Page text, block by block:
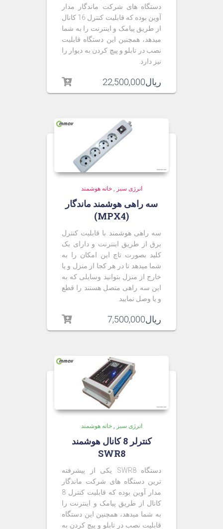
دستگاه های شرکت ماندگار مدار
آوین بوده که قابلیت کنترل 16 کانال
از طریق پیامک و اینترنت را به شما
میدهد، همچنین این دستگاه قابلیت
نصب در تابلو و پیچ کردن به دیوار را
نیز دارد.
ریال22,500,000
انرژی سبز ,خانه هوشمند
سه راهی هوشمند ماندگار
(MPX4)
سه راهی هوشمند با قابلیت کنترل
برق از طریق اینترنت و دارای یک
کلید بصورت تاچ این امکان را به
شما میدهد تا در هر کجا از منزل و یا
خارج از منزل بتوانید وسایلی که به
این سه راهی متصل هستند را قطع
و یا وصل نمایید.
ریال7,500,000
انرژی سبز ,خانه هوشمند
کنترلر 8 کانال هوشمند
SWR8
دستگاه SWR8 یکی از پیشرفته
ترین دستگاه های شرکت ماندگار
مدار آوین بوده که قابلیت کنترل 8
کانال از طریق پیامک و اینترنت را
به شما میدهد، همچنین این دستگاه
قابلیت نصب در تابلو و پیچ کردن به